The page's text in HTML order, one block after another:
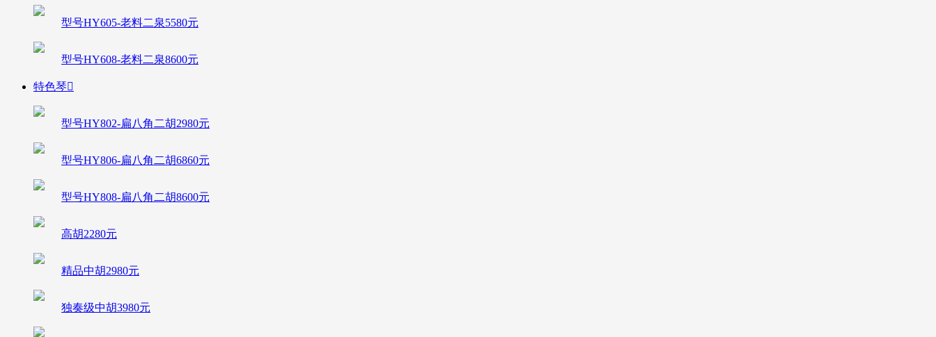
型号HY605-老料二泉5580元
型号HY608-老料二泉8600元
特色琴
型号HY802-扁八角二胡2980元
型号HY806-扁八角二胡6860元
型号HY808-扁八角二胡8600元
高胡2280元
精品中胡2980元
独奏级中胡3980元